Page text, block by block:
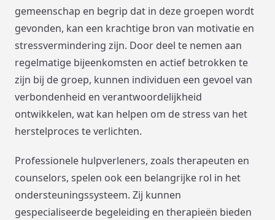
gemeenschap en begrip dat in deze groepen wordt
gevonden, kan een krachtige bron van motivatie en
stressvermindering zijn. Door deel te nemen aan
regelmatige bijeenkomsten en actief betrokken te
zijn bij de groep, kunnen individuen een gevoel van
verbondenheid en verantwoordelijkheid
ontwikkelen, wat kan helpen om de stress van het
herstelproces te verlichten.
Professionele hulpverleners, zoals therapeuten en
counselors, spelen ook een belangrijke rol in het
ondersteuningssysteem. Zij kunnen
gespecialiseerde begeleiding en therapieën bieden